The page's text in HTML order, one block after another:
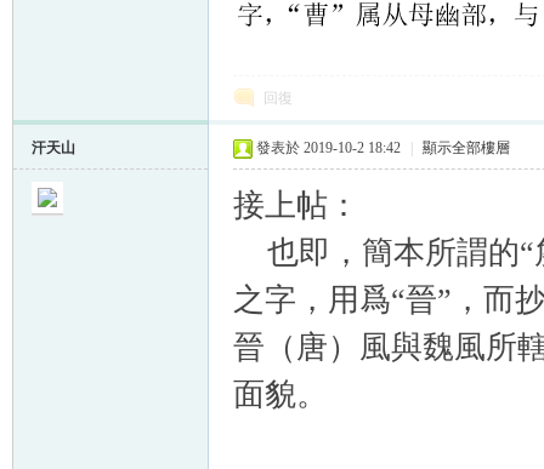
回復
汗天山 發表於 2019-10-2 18:42 顯示全部樓層
接上帖：
也即，簡本所謂的“
之字，用爲“晉”，而
晉（唐）風與魏風所
面貌。